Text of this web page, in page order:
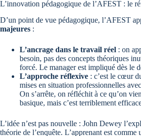
L’innovation pédagogique de l’AFEST : le
D’un point de vue pédagogique, l’AFEST
majeures :
L’ancrage dans le travail réel : on
besoin, pas des concepts théoriques
forcé. Le manager est impliqué dès le
L’approche réflexive : c’est le cœur
mises en situation professionnelles
On s’arrête, on réfléchit à ce qu’on
basique, mais c’est terriblement
L’idée n’est pas nouvelle : John Dewey
théorie de l’enquête. L’apprenant est